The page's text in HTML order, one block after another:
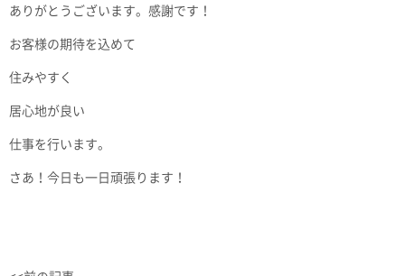
ありがとうございます。感謝です！
お客様の期待を込めて
住みやすく
居心地が良い
仕事を行います。
さあ！今日も一日頑張ります！